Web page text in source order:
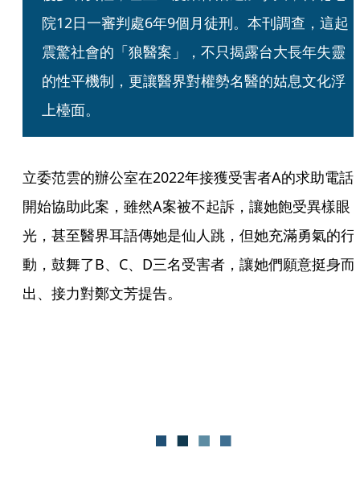
院12日一審判處6年9個月徒刑。本刊調查，這起
震驚社會的「狼醫案」，不只揭露台大長年失靈
的性平機制，更讓醫界對權勢名醫的姑息文化浮
上檯面。
立委范雲的辦公室在2022年接獲受害者A的求助電話
開始協助此案，雖然A案被不起訴，讓她飽受異樣眼
光，甚至醫界耳語傳她是仙人跳，但她充滿勇氣的行
動，鼓舞了B、C、D三名受害者，讓她們願意挺身而
出、接力對鄭文芳提告。